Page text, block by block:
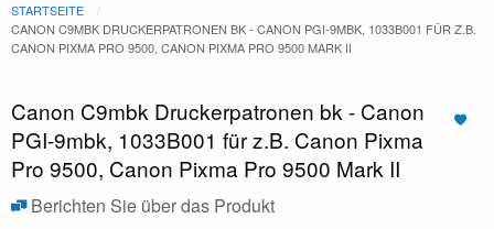
STARTSEITE
CANON C9MBK DRUCKERPATRONEN BK - CANON PGI-9MBK, 1033B001 FÜR Z.B.
CANON PIXMA PRO 9500, CANON PIXMA PRO 9500 MARK II
Canon C9mbk Druckerpatronen bk - Canon
PGI-9mbk, 1033B001 für z.B. Canon Pixma
Pro 9500, Canon Pixma Pro 9500 Mark II
Berichten Sie über das Produkt